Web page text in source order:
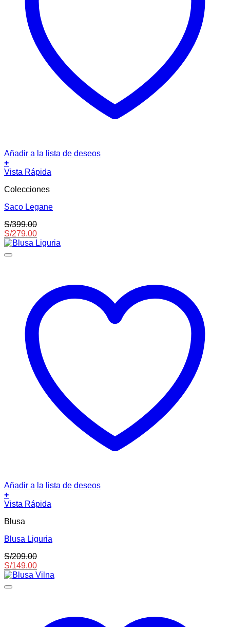
Añadir a la lista de deseos
+
Este
tiene
variantes.
opciones
se
pueden
elegir
Vista Rápida
Colecciones
Saco Legane
S/399.00
S/279.00
Añadir a la lista de deseos
+
Este
tiene
variantes.
opciones
se
pueden
elegir
Vista Rápida
Blusa
Blusa Liguria
S/209.00
S/149.00